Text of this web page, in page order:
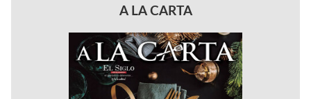
A LA CARTA